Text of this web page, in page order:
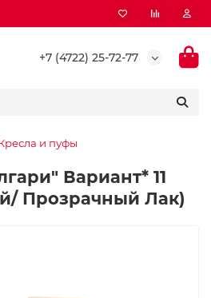
+7 (4722) 25-72-77
и пуфы
Вариант* 11
Прозрачный Лак)